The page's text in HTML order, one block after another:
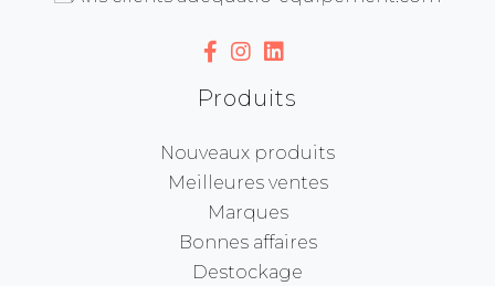
Produits
Nouveaux produits
Meilleures ventes
Marques
Bonnes affaires
Destockage